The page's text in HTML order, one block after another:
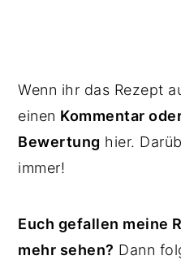
Wenn ihr das Rezept
einen Kommentar
Bewertung hier.
immer!
Euch gefallen meine
mehr sehen? Dann